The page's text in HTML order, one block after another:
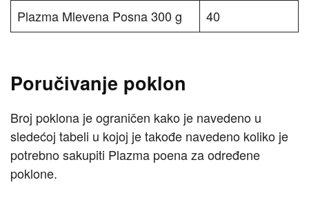
Plazma Mlevena Posna 300 g
40
Poručivanje poklon
Broj poklona je ograničen kako je navedeno u
sledećoj tabeli u kojoj je takođe navedeno koliko je
potrebno sakupiti Plazma poena za određene
poklone.